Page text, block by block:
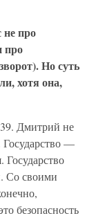
про
про
Но суть
хотя она,
Дмитрий не
Государство —
Государство
Со своими
безопасность